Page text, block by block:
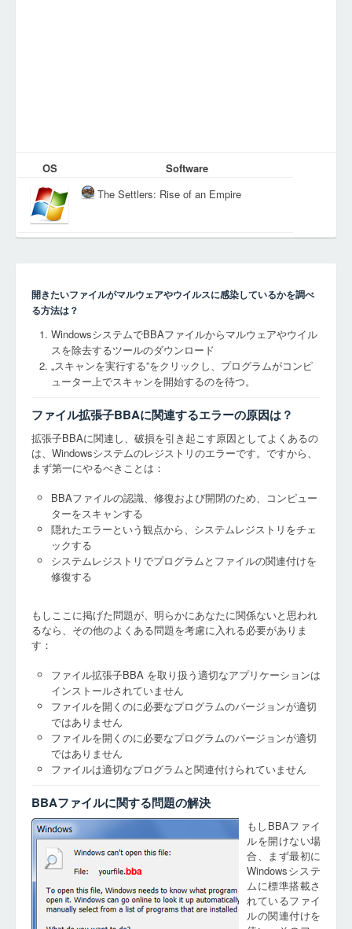
OS
Software
The Settlers: Rise of an Empire
開きたいファイルがマルウェアやウイルスに感染しているかを調べ
る方法は？
WindowsシステムでBBAファイルからマルウェアやウイル
スを除去するツールのダウンロード
„スキャンを実行する”をクリックし、プログラムがコンピ
ューター上でスキャンを開始するのを待つ。
ファイル拡張子BBAに関連するエラーの原因は？
拡張子BBAに関連し、破損を引き起こす原因としてよくあるの
は、Windowsシステムのレジストリのエラーです。ですから、
まず第一にやるべきことは：
BBAファイルの認識、修復および開閉のため、コンピュー
ターをスキャンする
隠れたエラーという観点から、システムレジストリをチェ
ックする
システムレジストリでプログラムとファイルの関連付けを
修復する
もしここに掲げた問題が、明らかにあなたに関係ないと思われ
るなら、その他のよくある問題を考慮に入れる必要がありま
す：
ファイル拡張子BBA を取り扱う適切なアプリケーションは
インストールされていません
ファイルを開くのに必要なプログラムのバージョンが適切
ではありません
ファイルを開くのに必要なプログラムのバージョンが適切
ではありません
ファイルは適切なプログラムと関連付けられていません
BBAファイルに関する問題の解決
bba
もしBBAファイ
ルを開けない場
合、まず最初に
Windowsシステ
ムに標準搭載さ
れているファイ
ルの関連付けを